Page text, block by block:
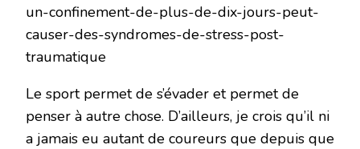
un-confinement-de-plus-de-dix-jours-peut-
causer-des-syndromes-de-stress-post-
traumatique
Le sport permet de s’évader et permet de
penser à autre chose. D’ailleurs, je crois qu’il ni
a jamais eu autant de coureurs que depuis que